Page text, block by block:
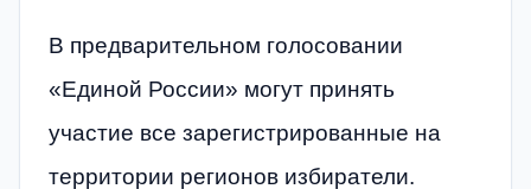
В предварительном голосовании
«Единой России» могут принять
участие все зарегистрированные на
территории регионов избиратели.